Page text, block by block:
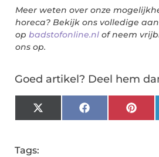
Meer weten over onze
horeca? Bekijk ons volledige
op badstofonline.nl of neem
ons op.
Goed artikel? Deel hem
X
(Twitter)
Facebook
Tags: